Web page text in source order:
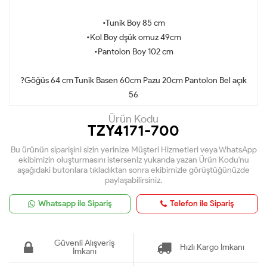
•Tunik Boy 85 cm
•Kol Boy dşük omuz 49cm
•Pantolon Boy 102 cm
?Göğüs 64 cm Tunik Basen 60cm Pazu 20cm Pantolon Bel açık
56
Ürün Kodu
TZY4171-700
Bu ürünün siparişini sizin yerinize Müşteri Hizmetleri veya WhatsApp
ekibimizin oluşturmasını isterseniz yukarıda yazan Ürün Kodu'nu
aşağıdaki butonlara tıkladıktan sonra ekibimizle görüştüğünüzde
paylaşabilirsiniz.
Whatsapp ile Sipariş Telefon ile Sipariş
Güvenli Alışveriş
İmkanı
Hızlı Kargo İmkanı